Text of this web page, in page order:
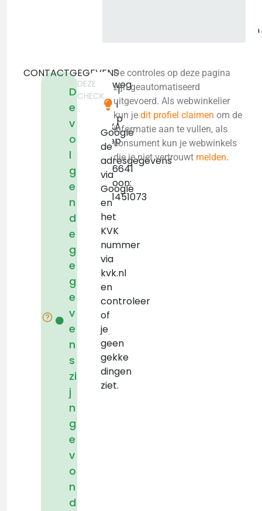
CONTACTGEGEVENS
D
e
v
o
l
g
e
n
d
e
g
e
g
e
v
e
n
s
zi
j
n
g
e
v
o
n
d
Rondweg
11
8091XA
Wezep
87866641
Telefoon:
+31611451073
T
i
p
Google
de
adresgegevens
via
Google
en
het
KVK
nummer
via
kvk.nl
en
controleer
of
je
geen
gekke
dingen
ziet.
DEZE
CHECK
De controles op deze pagina
zijn geautomatiseerd
uitgevoerd. Als webwinkelier
kun je dit profiel claimen om de
informatie aan te vullen, als
consument kun je webwinkels
die je niet vertrouwt melden.